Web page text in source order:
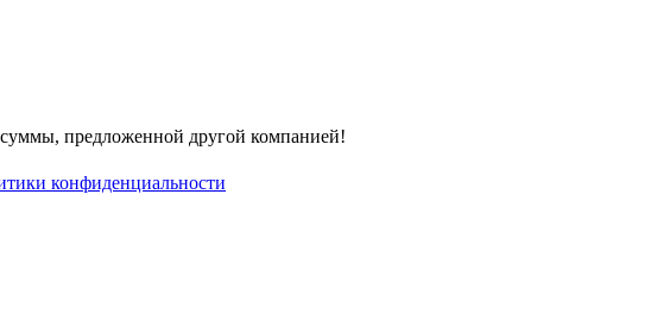
предложенной другой компанией!
конфиденциальности